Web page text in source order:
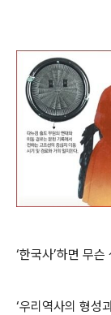
‘한국사’하면 무
‘우리역사의 형성